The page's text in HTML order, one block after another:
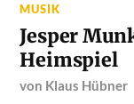
MUSIK
Jesper
Heimspiel
von Klaus Hübner